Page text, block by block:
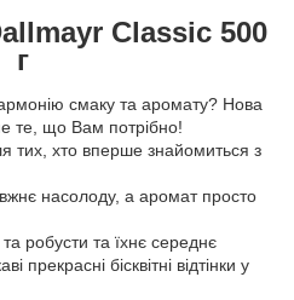
Classic 500
г
смаку та аромату? Нова
те, що Вам потрібно!
тих, хто вперше знайомиться з
насолоду, а аромат просто
та робусти та їхнє середнє
бісквітні відтінки у